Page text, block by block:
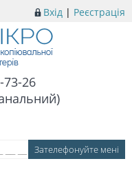
Вхід | Реєстрація
73-26